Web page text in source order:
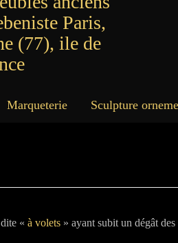
Marqueterie Sculpture
dite « à volets » ayant subit un dégât des